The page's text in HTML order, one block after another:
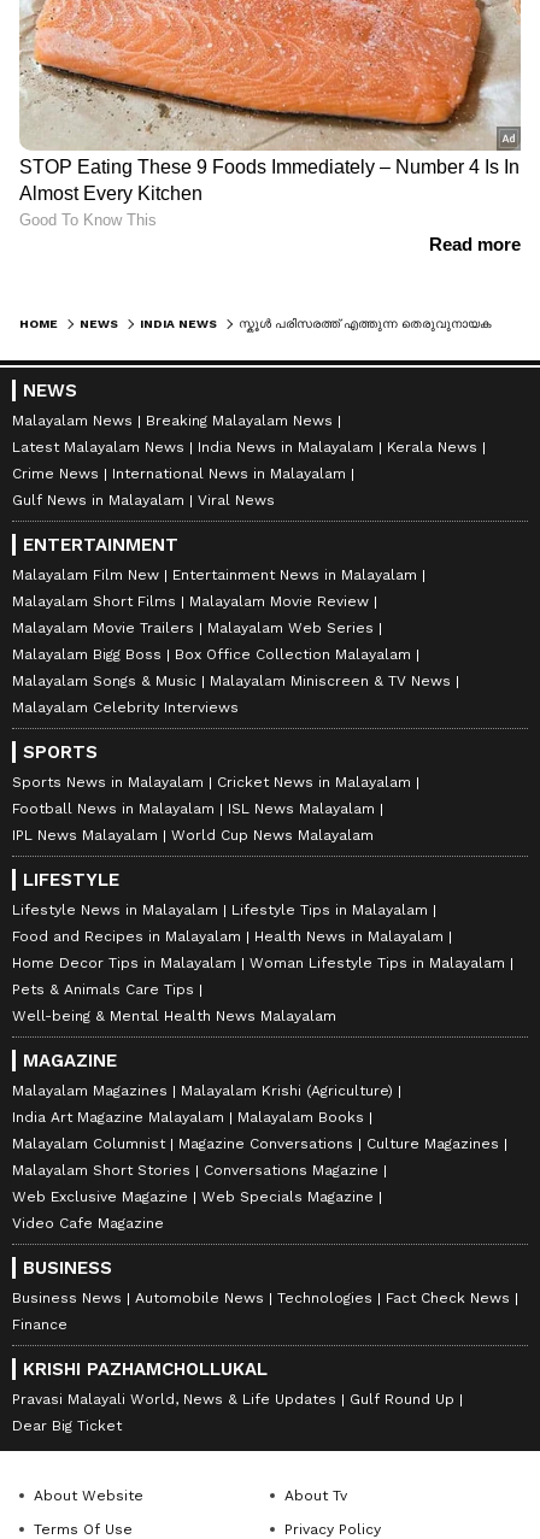
HOME NEWS INDIA NEWS
NEWS
Malayalam News
Breaking Malayalam News
Latest Malayalam News
India News in Malayalam
Kerala News
Crime News
International News in Malayalam
Gulf News in Malayalam
Viral News
ENTERTAINMENT
Malayalam Film New
Entertainment News in Malayalam
Malayalam Short Films
Malayalam Movie Review
Malayalam Movie Trailers
Malayalam Web Series
Malayalam Bigg Boss
Box Office Collection Malayalam
Malayalam Songs & Music
Malayalam Miniscreen & TV News
Malayalam Celebrity Interviews
SPORTS
Sports News in Malayalam
Cricket News in Malayalam
Football News in Malayalam
ISL News Malayalam
IPL News Malayalam
World Cup News Malayalam
LIFESTYLE
Lifestyle News in Malayalam
Lifestyle Tips in Malayalam
Food and Recipes in Malayalam
Health News in Malayalam
Home Decor Tips in Malayalam
Woman Lifestyle Tips in Malayalam
Pets & Animals Care Tips
Well-being & Mental Health News Malayalam
MAGAZINE
Malayalam Magazines
Malayalam Krishi (Agriculture)
India Art Magazine Malayalam
Malayalam Books
Malayalam Columnist
Magazine Conversations
Culture Magazines
Malayalam Short Stories
Conversations Magazine
Web Exclusive Magazine
Web Specials Magazine
Video Cafe Magazine
BUSINESS
Business News Automobile News Technologies
Fact Check News
Finance
KRISHI PAZHAMCHOLLUKAL
Pravasi Malayali World, News & Life Updates
Gulf Round Up
Dear Big Ticket
About Website
About Tv
Terms Of Use
Privacy Policy